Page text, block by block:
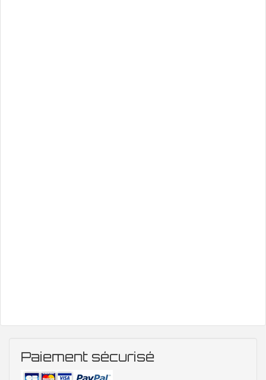
Paiement sécurisé